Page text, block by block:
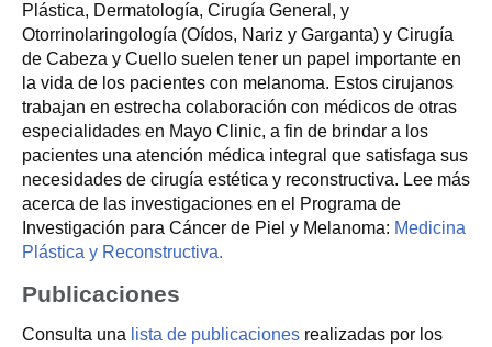
Plástica, Dermatología, Cirugía General, y
Otorrinolaringología (Oídos, Nariz y Garganta) y Cirugía
de Cabeza y Cuello suelen tener un papel importante en
la vida de los pacientes con melanoma. Estos cirujanos
trabajan en estrecha colaboración con médicos de otras
especialidades en Mayo Clinic, a fin de brindar a los
pacientes una atención médica integral que satisfaga sus
necesidades de cirugía estética y reconstructiva. Lee más
acerca de las investigaciones en el Programa de
Investigación para Cáncer de Piel y Melanoma: Medicina
Plástica y Reconstructiva.
Publicaciones
Consulta una lista de publicaciones realizadas por los